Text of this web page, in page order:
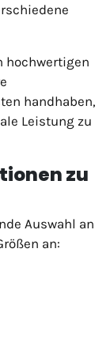
hochwertigen
handhaben,
Leistung zu
zu
Auswahl an
an: